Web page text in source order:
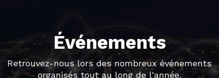
Événements
Retrouvez-nous lors des nombreux événements
organisés tout au long de l'année.